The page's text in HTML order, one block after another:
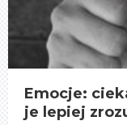
Emocje:
je lepiej